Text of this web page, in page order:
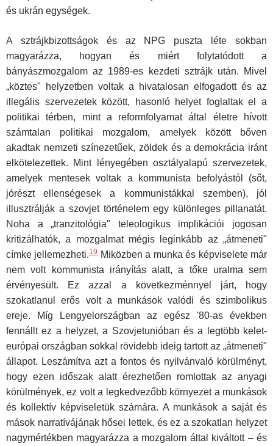
és ukrán egységek.
A sztrájkbizottságok és az NPG puszta léte sokban
magyarázza, hogyan és miért folytatódott a
bányászmozgalom az 1989-es kezdeti sztrájk után. Mivel
„köztes" helyzetben voltak a hivatalosan elfogadott és az
illegális szervezetek között, hasonló helyet foglaltak el a
politikai térben, mint a reformfolyamat által életre hívott
számtalan politikai moz­galom, amelyek között bőven
akadtak nemzeti színezetűek, zöldek és a demokrácia iránt
elkötelezettek. Mint lényegében osztályalapú szerve­zetek,
amelyek mentesek voltak a kommunista befolyástól (sőt,
jórészt ellenségesek a kommunistákkal szemben), jól
illusztrálják a szovjet történelem egy különleges pillanatát.
Noha a „tranzitológia" teleologi­kus implikációi jogosan
kritizálhatók, a mozgalmat mégis leginkább az „átmeneti"
címke jellemezheti.19Miközben a munka és képviselete már
nem volt kommunista irányítás alatt, a tőke uralma sem
érvényesült. Ez azzal a következménnyel járt, hogy
szokatlanul erős volt a munkások valódi és szimbolikus
ereje. Míg Lengyelországban az egész '80-as években
fennállt ez a helyzet, a Szovjetunióban és a legtöbb kelet-
euró­pai országban sokkal rövidebb ideig tartott az „átmeneti"
állapot. Leszá­mítva azt a fontos és nyilvánvaló körülményt,
hogy ezen időszak alatt érezhetően romlottak az anyagi
körülmények, ez volt a legkedvezőbb környezet a munkások
és kollektív képviseletük számára. A munkások a saját és
mások narratívájának hősei lettek, és ez a szokatlan helyzet
nagymértékben magyarázza a mozgalom által kiváltott – és